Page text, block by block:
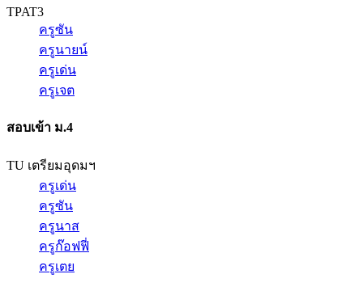
TPAT3
ครูซัน
ครูนายน์
ครูเด่น
ครูเจต
สอบเข้า ม.4
TU เตรียมอุดมฯ
ครูเด่น
ครูซัน
ครูนาส
ครูก๊อฟฟี่
ครูเตย